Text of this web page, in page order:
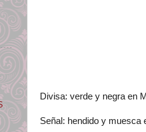
Divisa: verde y negra en
Señal: hendido y muesca